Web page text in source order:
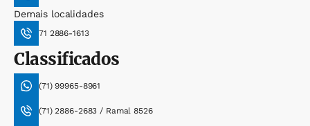
Demais localidades
71 2886-1613
Classificados
(71) 99965-8961
(71) 2886-2683 / Ramal 8526